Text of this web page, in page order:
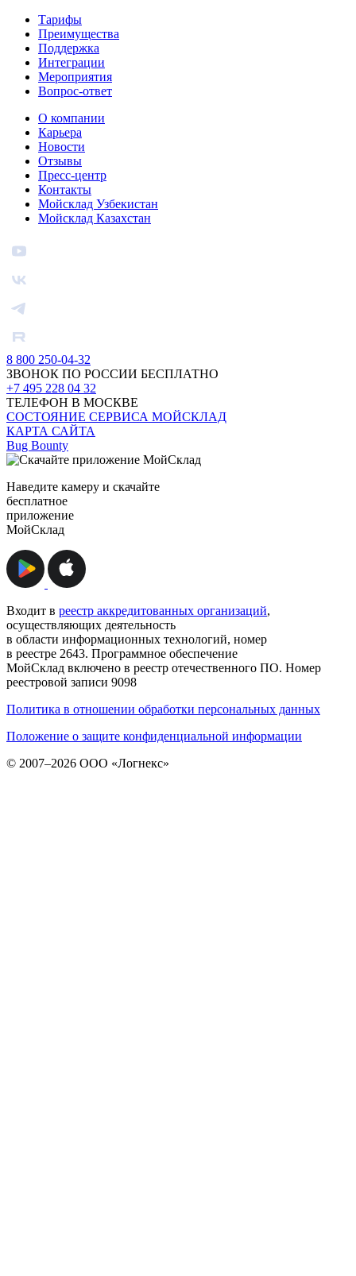
Тарифы
Преимущества
Поддержка
Интеграции
Мероприятия
Вопрос-ответ
О компании
Карьера
Новости
Отзывы
Пресс-центр
Контакты
Мойсклад Узбекистан
Мойсклад Казахстан
8 800 250-04-32
ЗВОНОК ПО РОССИИ БЕСПЛАТНО
+7 495 228 04 32
ТЕЛЕФОН В МОСКВЕ
СОСТОЯНИЕ СЕРВИСА МОЙСКЛАД
КАРТА САЙТА
Bug Bounty
Наведите камеру и скачайте
бесплатное
приложение
МойСклад
Входит в реестр аккредитованных организаций,
осуществляющих деятельность
в области информационных технологий, номер
в реестре 2643. Программное обеспечение
МойСклад включено в реестр отечественного ПО. Номер
реестровой записи 9098
Политика в отношении обработки персональных данных
Положение о защите конфиденциальной информации
© 2007–2026 ООО «Логнекс»